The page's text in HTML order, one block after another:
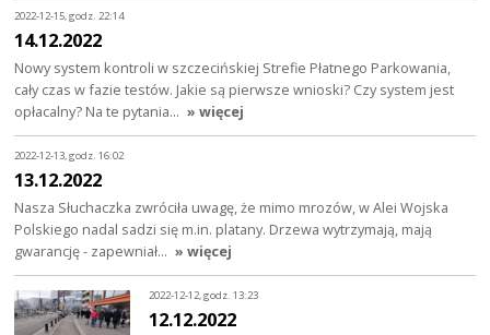
2022-12-15, godz. 22:14
14.12.2022
Nowy system kontroli w szczecińskiej Strefie Płatnego Parkowania,
cały czas w fazie testów. Jakie są pierwsze wnioski? Czy system jest
opłacalny? Na te pytania… » więcej
2022-12-13, godz. 16:02
13.12.2022
Nasza Słuchaczka zwróciła uwagę, że mimo mrozów, w Alei Wojska
Polskiego nadal sadzi się m.in. platany. Drzewa wytrzymają, mają
gwarancję - zapewniał… » więcej
2022-12-12, godz. 13:23
12.12.2022